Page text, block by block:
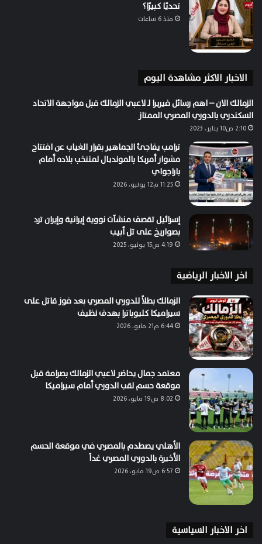
تحديًا كبيرًا؟
منذ 6 ساعات
الاخبار الاكثر مشاهدة اليوم
الزمالك الان – اهم رسائل فيريرا لـ لاعبي الزمالك قبل مواجهة الاتحاد
السكندري بالدوري المصري الممتاز
2:10 ص10 يناير، 2023
ترامب يفاجئ الجماهير بقرار الغياب عن افتتاح
مشوار أمريكا بالمونديال لمنتخب بلاده أمام
باراجواي
11:25 م12 يونيو، 2026
إسرائيل تقصف منشآت نووية إيرانية وإيران ترد
بصواريخ على تل أبيب
4:19 ص15 يونيو، 2025
اخر الاخبار الرياضية
الزمالك بطلاً للدوري المصري بعد فوز قاتل على
سيراميكا كليوباترا بهدف نظيف
6:44 م21 مايو، 2026
معتمد جمال يحاضر لاعبي الزمالك بصرامة قبل
موقعة حسم لقب الدوري أمام سيراميكا
8:02 ص19 مايو، 2026
الأهلي يصطدم بالمصري في موقعة الحسم
الأخيرة بالدوري المصري غداً
6:57 ص19 مايو، 2026
اخر الاخبار السياسية